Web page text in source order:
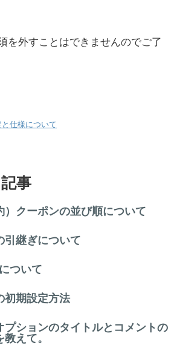
を外すことはできませんのでご了
仕様について
事
）クーポンの並び順について
引継ぎについて
ついて
初期設定方法
プションのタイトルとコメントの
えて。